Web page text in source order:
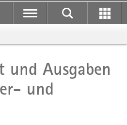
und Ausgaben
und